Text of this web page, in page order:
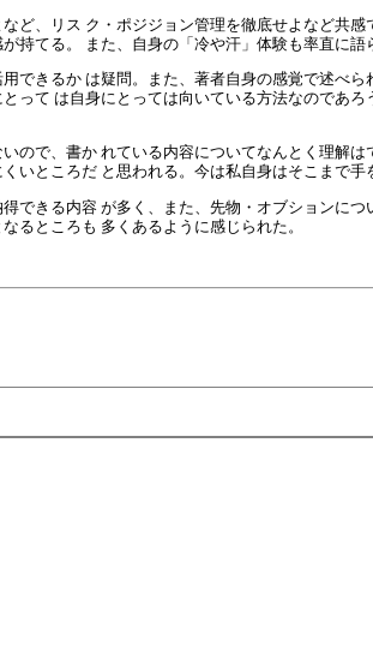
ど、リス ク・ポジジョン管理を徹底せよなど共感
持てる。 また、自身の「冷や汗」体験も率直に語
できるか は疑問。また、著者自身の感覚で述べら
って は自身にとっては向いている方法なのであ
ので、書か れている内容についてなんとく理解
いところだ と思われる。今は私自身はそこまで手
できる内容 が多く、また、先物・オブションに
るところも 多くあるように感じられた。